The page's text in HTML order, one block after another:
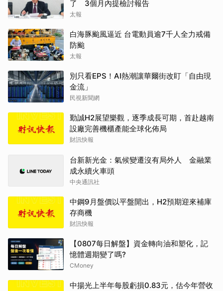
了 3個月內提檢討報告
太報
白海豚颱風逼近 台電動員逾7千人全力戒備
防颱
太報
別只看EPS！AI熱潮讓華爾街改盯「自由現
金流」
民視新聞網
勤誠H2展望樂觀，逐季成長可期，首赴越南
設廠完善機櫃產能全球化佈局
財訊快報
台新新光金：氣候變遷沒有局外人 金融業
成永續火車頭
中央通訊社
中鋼9月盤價以平盤開出，H2預期迎來補庫
存商機
財訊快報
【0807每日解盤】資金轉向油和塑化，記
憶體週期變了嗎?
CMoney
中揚光上半年每股虧損0.83元，估今年營收